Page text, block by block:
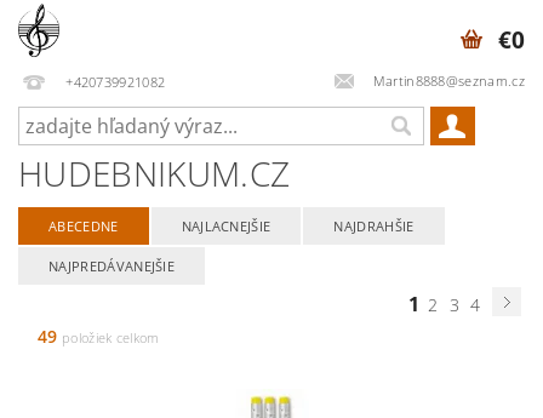
+420739921082 Martin8888@seznam.cz
€0
HUDEBNIKUM.CZ
ABECEDNE NAJLACNEJŠIE NAJDRAHŠIE
NAJPREDÁVANEJŠIE
1 2 3 4
49 položiek celkom